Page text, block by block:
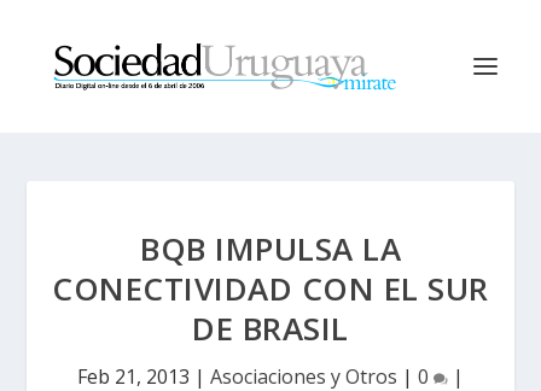
BQB IMPULSA LA
CONECTIVIDAD CON EL SUR
DE BRASIL
Feb 21, 2013 | Asociaciones y Otros | 0 |